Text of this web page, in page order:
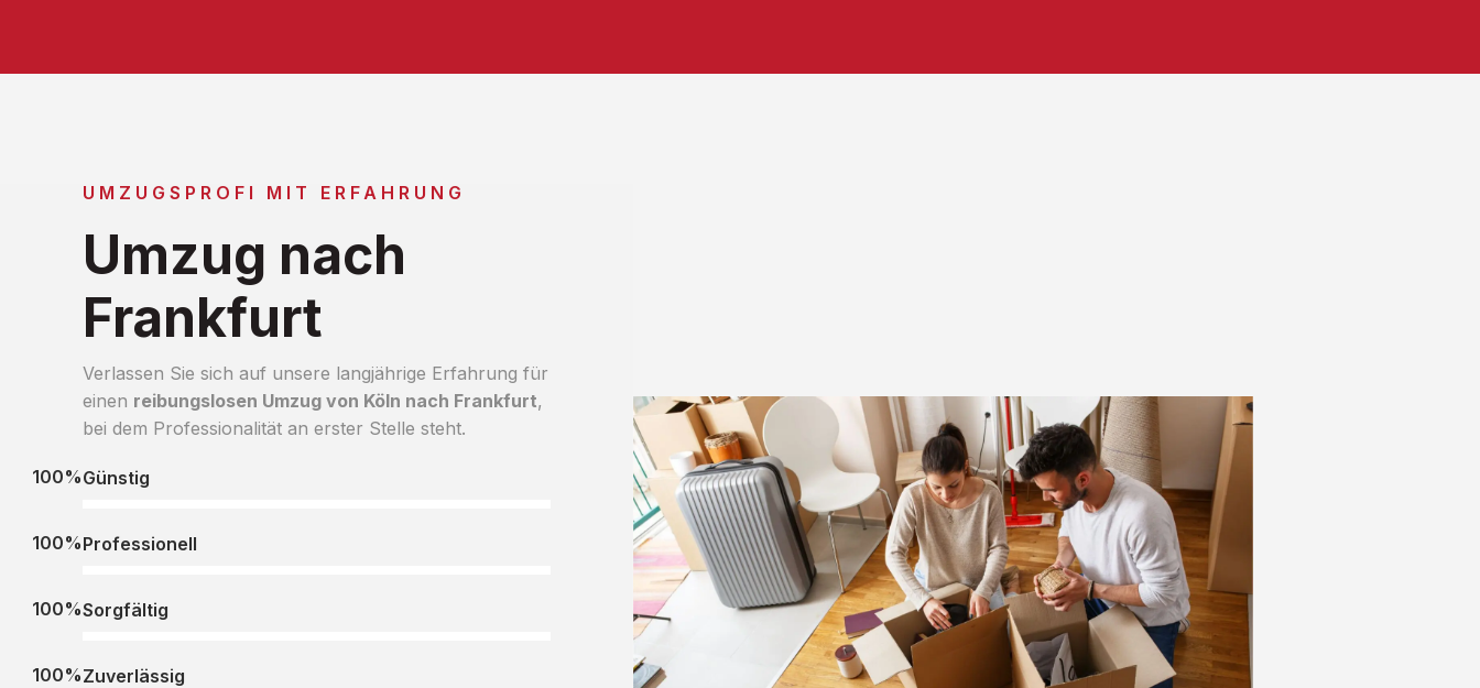
UMZUGSPROFI MIT ERFAHRUNG
Umzug nach
Frankfurt
Verlassen Sie sich auf unsere langjährige Erfahrung für
einen reibungslosen Umzug von Köln nach Frankfurt,
bei dem Professionalität an erster Stelle steht.
Günstig
100%
Professionell
100%
Sorgfältig
100%
Zuverlässig
100%